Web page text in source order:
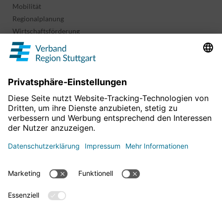
Mobilität
Regionalplanung
Wirtschaftsförderung
Sport und Kultur
Projekte & Programme
Informationen & Downloads
Geoinformation